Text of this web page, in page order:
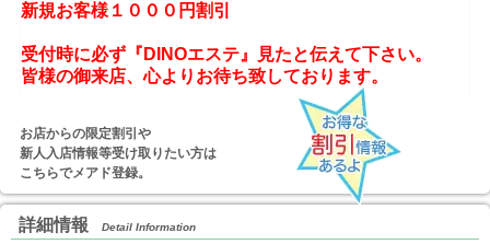
新規お客様１０００円割引
受付時に必ず『DINOエステ』見たと伝えて下さい。
お店からの限定割引や
新人入店情報等受け取りたい方は
こちらでメアド登録。
詳細情報 Detail Information